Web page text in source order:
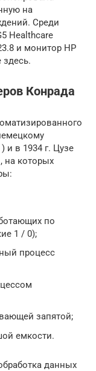
на
Среди
Healthcare
и монитор HP
здесь.
Конрада
и в 1934 г. Цузе
на которых
по
1 / 0);
процесс
запятой;
емкости.
данных